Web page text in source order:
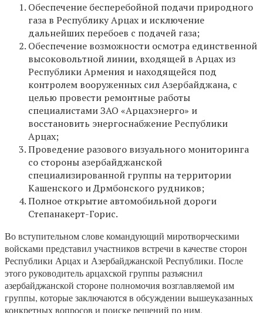
Обеспечение бесперебойной подачи природного
газа в Республику Арцах и исключение
дальнейших перебоев с подачей газа;
Обеспечение возможности осмотра единственной
высоковольтной линии, входящей в Арцах из
Республики Армения и находящейся под
контролем вооруженных сил Азербайджана, с
целью провести ремонтные работы
специалистами ЗАО «Арцахэнерго» и
восстановить энергоснабжение Республики
Арцах;
Проведение разового визуального мониторинга
со стороны азербайджанской
специализированной группы на территории
Кашенского и Дрмбонского рудников;
Полное открытие автомобильной дороги
Степанакерт-Горис.
Во вступительном слове командующий миротворческими
войсками представил участников встречи в качестве сторон
Республики Арцах и Азербайджанской Республики. После
этого руководитель арцахской группы разъяснил
азербайджанской стороне полномочия возглавляемой им
группы, которые заключаются в обсуждении вышеуказанных
конкретных вопросов и поиске решений по ним.